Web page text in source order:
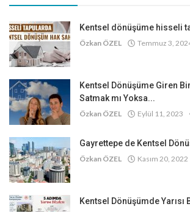
Kentsel dönüşüme hisseli
Özkan ÖZEL Temmuz 3,
Kentsel Dönüşüme Giren
Satmak mı Yoksa...
Özkan ÖZEL Eylül 11, 2023
Gayrettepe de Kentsel
Özkan ÖZEL Kasım 20, 2022
Kentsel Dönüşümde Yarısı